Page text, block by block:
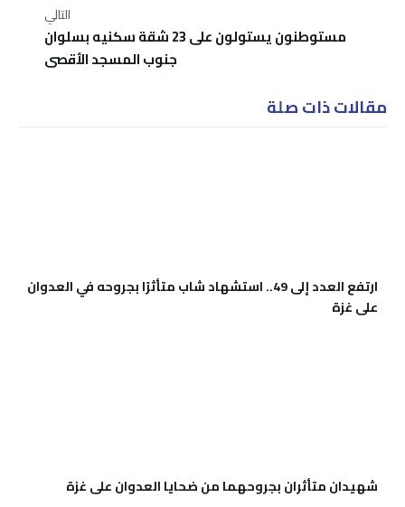
التالي
مستوطنون يستولون على 23 شقة سكنيه بسلوان
جنوب المسجد الأقصى
مقالات ذات صلة
ارتفع العدد إلى 49.. استشهاد شاب متأثرًا بجروحه في العدوان
على غزة
شهيدان متأثران بجروحهما من ضحايا العدوان على غزة